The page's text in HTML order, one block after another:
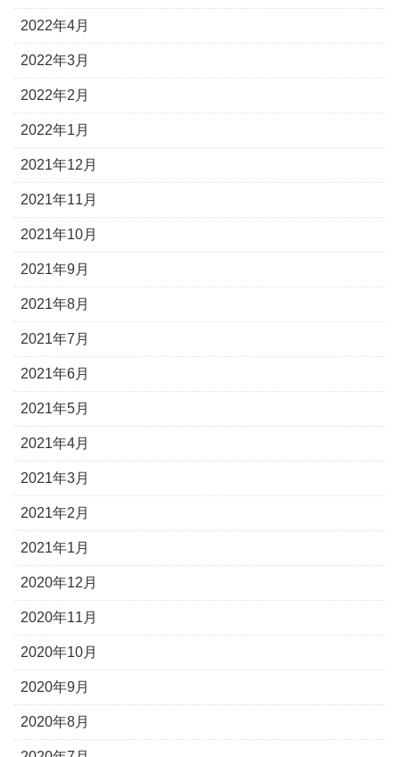
2022年4月
2022年3月
2022年2月
2022年1月
2021年12月
2021年11月
2021年10月
2021年9月
2021年8月
2021年7月
2021年6月
2021年5月
2021年4月
2021年3月
2021年2月
2021年1月
2020年12月
2020年11月
2020年10月
2020年9月
2020年8月